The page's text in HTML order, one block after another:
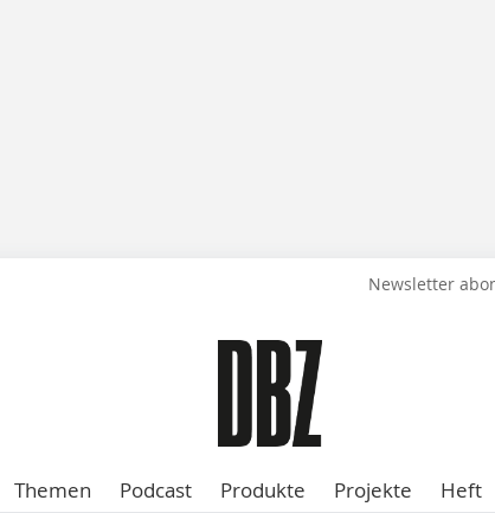
Newsletter
Themen Podcast Produkte Projekte Heft